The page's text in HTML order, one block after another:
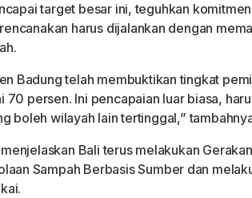
target besar ini, teguhkan
harus dijalankan dengan
Badung telah membuktikan tingkat
70 persen. Ini pencapaian luar biasa,
boleh wilayah lain tertinggal,”
Bali terus melakukan
Sampah Berbasis Sumber dan